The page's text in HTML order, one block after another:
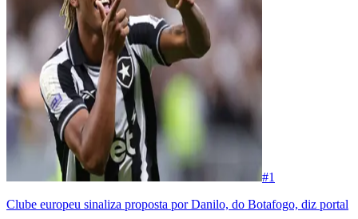
#1
Clube europeu sinaliza proposta por Danilo, do Botafogo, diz portal